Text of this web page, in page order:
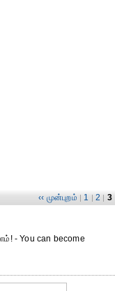
‹‹ முன்புறம் | 1 | 2 | 3
- You can become